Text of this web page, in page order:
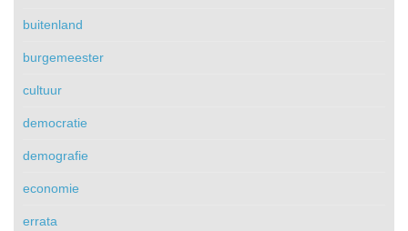
buitenland
burgemeester
cultuur
democratie
demografie
economie
errata